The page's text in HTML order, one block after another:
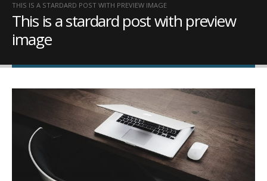
THIS IS A STARDARD POST WITH PREVIEW IMAGE
This is a stardard post with preview
image